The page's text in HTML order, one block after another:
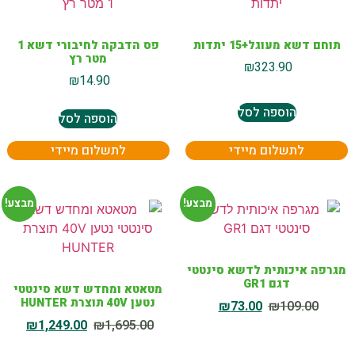
תוחם דשא מעוגל+15 יתדות
₪323.90
הוספה לסל
לתשלום מיידי
פס הדבקה לחיבורי דשא 1
מטר רץ
₪14.90
הוספה לסל
לתשלום מיידי
מבצע!
מגרפה איכותית לדשא סינטטי
דגם GR1
₪109.00
₪73.00
מבצע!
מטאטא ומחדש דשא סינטטי
נטען 40V תוצרת HUNTER
₪1,695.00
₪1,249.00